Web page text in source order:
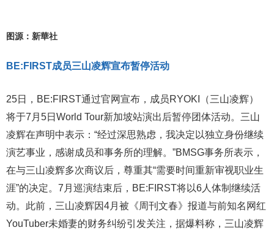
图源：新華社
BE:FIRST成员三山凌辉宣布暂停活动
25日，BE:FIRST通过官网宣布，成员RYOKI（三山凌辉）
将于7月5日World Tour新加坡站演出后暂停团体活动。三山
凌辉在声明中表示：“经过深思熟虑，我决定以独立身份继续
演艺事业，感谢成员和事务所的理解。”BMSG事务所表示，
在与三山凌辉多次商议后，尊重其“需要时间重新审视职业生
涯”的决定。7月巡演结束后，BE:FIRST将以6人体制继续活
动。此前，三山凌辉因4月被《周刊文春》报道与前知名网红
YouTuber未婚妻的财务纠纷引发关注，据爆料称，三山凌辉